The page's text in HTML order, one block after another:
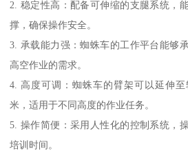
2. 稳定性高：配备可伸缩的支腿系统，
撑，确保操作安全。
3. 承载能力强：蜘蛛车的工作平台能够
高空作业的需求。
4. 高度可调：蜘蛛车的臂架可以延伸
米，适用于不同高度的作业任务。
5. 操作简便：采用人性化的控制系统，
培训时间。